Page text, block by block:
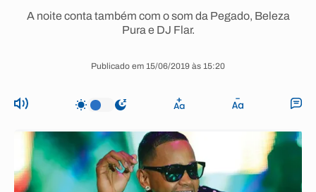
A noite conta também com o som da Pegado, Beleza
Pura e DJ Flar.
Publicado em 15/06/2019 às 15:20